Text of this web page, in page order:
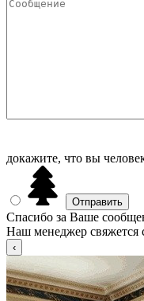
докажите, что вы
Спасибо за Ваше
Наш менеджер